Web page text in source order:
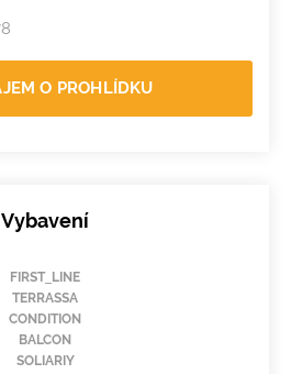
O PROHLÍDKU
Vybavení
FIRST_LINE
TERRASSA
CONDITION
BALCON
SOLIARIY